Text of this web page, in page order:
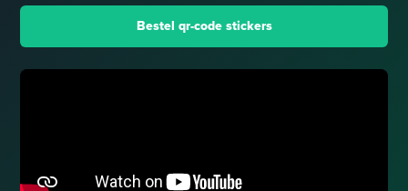
Bestel qr-code stickers